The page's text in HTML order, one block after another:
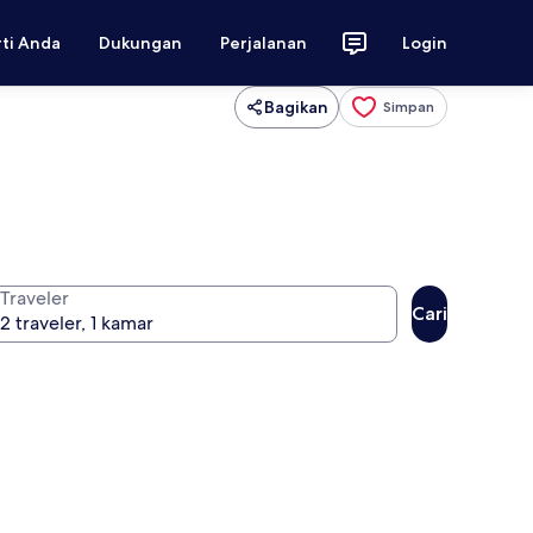
Anda Dukungan Perjalanan Login
Bagikan Simpan
Traveler
Cari